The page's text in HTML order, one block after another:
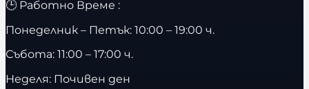
🕒 Работно Време :
Понеделник – Петък: 10:00 – 19:00 ч.
Събота: 11:00 – 17:00 ч.
Неделя: Почивен ден